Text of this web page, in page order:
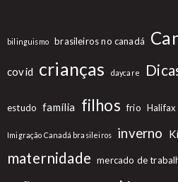
bilinguismo brasileiros no canadá
covid crianças daycare
estudo família filhos frio Halifax
Imigração Canadá brasileiros inverno
maternidade mercado de